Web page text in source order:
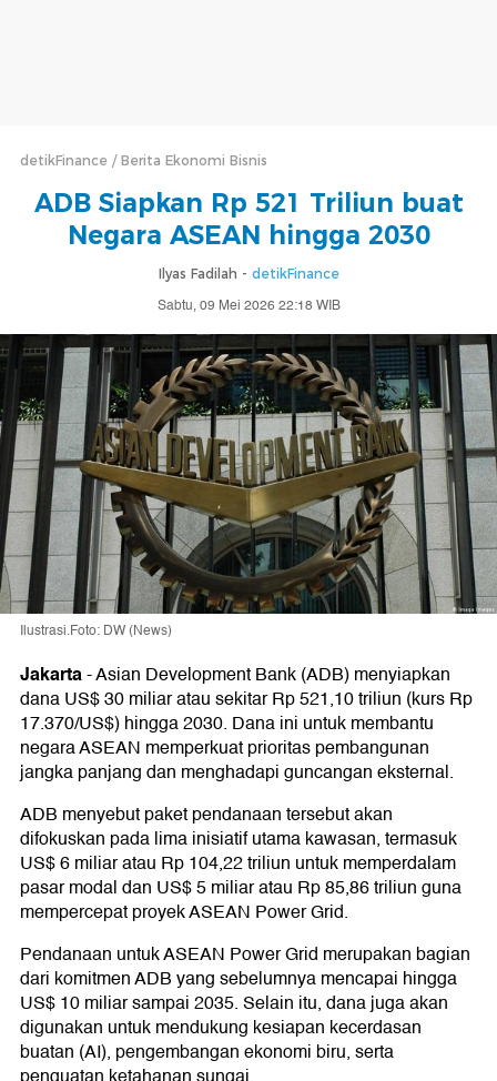
detikFinance Berita Ekonomi Bisnis
ADB Siapkan Rp 521 Triliun buat
Negara ASEAN hingga 2030
Ilyas Fadilah - detikFinance
Sabtu, 09 Mei 2026 22:18 WIB
Ilustrasi.Foto: DW (News)
Jakarta-Asian Development Bank (ADB) menyiapkan
dana US$ 30 miliar atau sekitar Rp 521,10 triliun (kurs Rp
17.370/US$) hingga 2030. Dana ini untuk membantu
negara ASEAN memperkuat prioritas pembangunan
jangka panjang dan menghadapi guncangan eksternal.
ADB menyebut paket pendanaan tersebut akan
difokuskan pada lima inisiatif utama kawasan, termasuk
US$ 6 miliar atau Rp 104,22 triliun untuk memperdalam
pasar modal dan US$ 5 miliar atau Rp 85,86 triliun guna
mempercepat proyek ASEAN Power Grid.
Pendanaan untuk ASEAN Power Grid merupakan bagian
dari komitmen ADB yang sebelumnya mencapai hingga
US$ 10 miliar sampai 2035. Selain itu, dana juga akan
digunakan untuk mendukung kesiapan kecerdasan
buatan (AI), pengembangan ekonomi biru, serta